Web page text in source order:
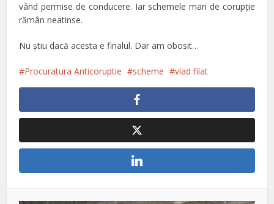
vând permise de conducere. Iar schemele mari de corupţie
rămân neatinse.
Nu ştiu dacă acesta e finalul. Dar am obosit…
Procuratura Anticoruptie scheme vlad filat